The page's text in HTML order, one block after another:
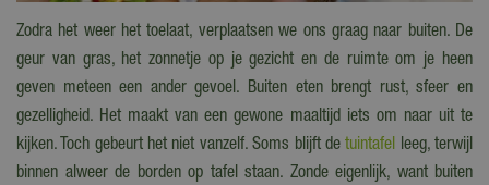
Zodra het weer het toelaat, verplaatsen we ons graag naar buiten. De
geur van gras, het zonnetje op je gezicht en de ruimte om je heen
geven meteen een ander gevoel. Buiten eten brengt rust, sfeer en
gezelligheid. Het maakt van een gewone maaltijd iets om naar uit te
kijken. Toch gebeurt het niet vanzelf. Soms blijft detuintafel leeg, terwijl
binnen alweer de borden op tafel staan. Zonde eigenlijk, want buiten